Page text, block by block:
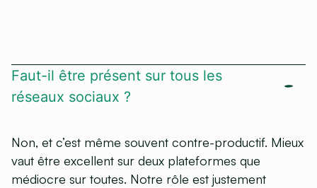
Faut-il être présent sur tous les
réseaux sociaux ?
Non, et c’est même souvent contre-productif. Mieux
vaut être excellent sur deux plateformes que
médiocre sur toutes. Notre rôle est justement